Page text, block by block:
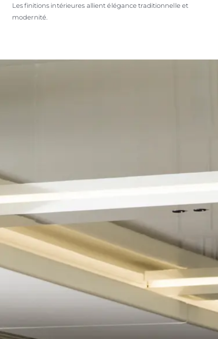
Les finitions intérieures allient élégance traditionnelle et
modernité.